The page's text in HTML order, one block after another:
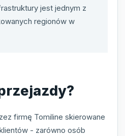
jest jednym z
regionów w
firmę Tomiline skierowane
- zarówno osób